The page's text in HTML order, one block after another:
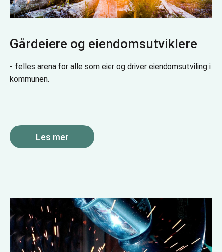
Gårdeiere og eiendomsutviklere
- felles arena for alle som eier og driver eiendomsutviling i
kommunen.
Les mer